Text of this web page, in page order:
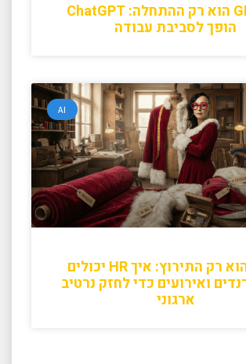
GPT-5.6 הוא רק ההתחלה: ChatGPT
הופך לסביבת עבודה
AI
סנטה הוא רק התירוץ: איך HR יכולים
ואירועים כדי לחזק נרטיב
ארגוני